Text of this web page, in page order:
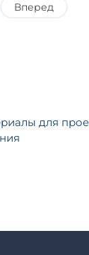
Вперед
для